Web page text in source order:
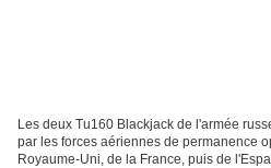
Les deux Tu160 Blackjack de l'armée
par les forces aériennes de permanence
Royaume-Uni, de la France, puis de